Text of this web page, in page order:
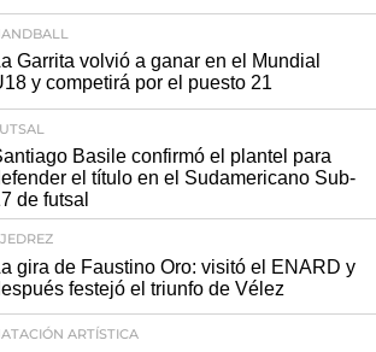
Garrita volvió a ganar en el Mundial
y competirá por el puesto 21
Basile confirmó el plantel para
el título en el Sudamericano Sub-
de futsal
gira de Faustino Oro: visitó el ENARD y
festejó el triunfo de Vélez
ARTÍSTICA